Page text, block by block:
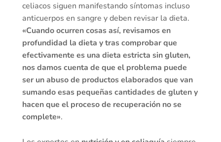
celiacos siguen manifestando síntomas incluso
anticuerpos en sangre y deben revisar la dieta.
«Cuando ocurren cosas así, revisamos en
profundidad la dieta y tras comprobar que
efectivamente es una dieta estricta sin gluten,
nos damos cuenta de que el problema puede
ser un abuso de productos elaborados que van
sumando esas pequeñas cantidades de gluten y
hacen que el proceso de recuperación no se
complete».